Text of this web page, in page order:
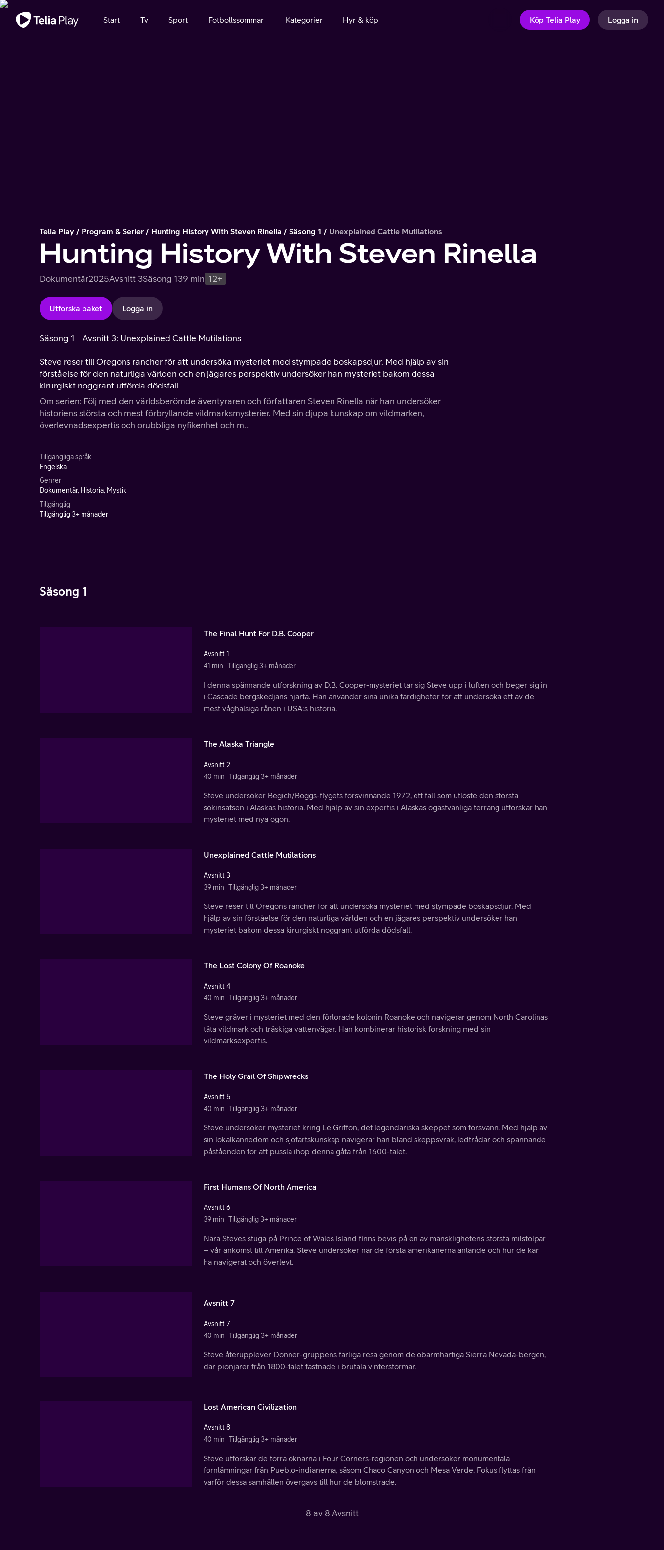
Viktigt meddelande
Start Tv Sport Fotbollssommar Kategorier Hyr & köp Köp Telia Play Logga in
Telia Play Program & Serier Hunting History With Steven Rinella Säsong 1 Unexplained Cattle Mutilations
Hunting History With Steven Rinella
Dokumentär2025Avsnitt 3Säsong 139 min 12+
Utforska paket Logga in
Säsong 1 Avsnitt 3: Unexplained Cattle Mutilations
Steve reser till Oregons rancher för att undersöka mysteriet med stympade boskapsdjur. Med hjälp av sin
förståelse för den naturliga världen och en jägares perspektiv undersöker han mysteriet bakom dessa
kirurgiskt noggrant utförda dödsfall.
Om serien: Följ med den världsberömde äventyraren och författaren Steven Rinella när han undersöker
historiens största och mest förbryllande vildmarksmysterier. Med sin djupa kunskap om vildmarken,
överlevnadsexpertis och orubbliga nyfikenhet och m...
Tillgängliga språk
Engelska
Genrer
Dokumentär, Historia, Mystik
Tillgänglig
Tillgänglig 3+ månader
Säsong 1
The Final Hunt For D.B. Cooper
Avsnitt 1
41 min Tillgänglig 3+ månader
I denna spännande utforskning av D.B. Cooper-mysteriet tar sig Steve upp i luften och beger sig in
i Cascade bergskedjans hjärta. Han använder sina unika färdigheter för att undersöka ett av de
mest våghalsiga rånen i USA:s historia.
The Alaska Triangle
Avsnitt 2
40 min Tillgänglig 3+ månader
Steve undersöker Begich/Boggs-flygets försvinnande 1972, ett fall som utlöste den största
sökinsatsen i Alaskas historia. Med hjälp av sin expertis i Alaskas ogästvänliga terräng utforskar han
mysteriet med nya ögon.
Unexplained Cattle Mutilations
Avsnitt 3
39 min Tillgänglig 3+ månader
Steve reser till Oregons rancher för att undersöka mysteriet med stympade boskapsdjur. Med
hjälp av sin förståelse för den naturliga världen och en jägares perspektiv undersöker han
mysteriet bakom dessa kirurgiskt noggrant utförda dödsfall.
The Lost Colony Of Roanoke
Avsnitt 4
40 min Tillgänglig 3+ månader
Steve gräver i mysteriet med den förlorade kolonin Roanoke och navigerar genom North Carolinas
täta vildmark och träskiga vattenvägar. Han kombinerar historisk forskning med sin
vildmarksexpertis.
The Holy Grail Of Shipwrecks
Avsnitt 5
40 min Tillgänglig 3+ månader
Steve undersöker mysteriet kring Le Griffon, det legendariska skeppet som försvann. Med hjälp av
sin lokalkännedom och sjöfartskunskap navigerar han bland skeppsvrak, ledtrådar och spännande
påståenden för att pussla ihop denna gåta från 1600-talet.
First Humans Of North America
Avsnitt 6
39 min Tillgänglig 3+ månader
Nära Steves stuga på Prince of Wales Island finns bevis på en av mänsklighetens största milstolpar
– vår ankomst till Amerika. Steve undersöker när de första amerikanerna anlände och hur de kan
ha navigerat och överlevt.
Avsnitt 7
Avsnitt 7
40 min Tillgänglig 3+ månader
Steve återupplever Donner-gruppens farliga resa genom de obarmhärtiga Sierra Nevada-bergen,
där pionjärer från 1800-talet fastnade i brutala vinterstormar.
Lost American Civilization
Avsnitt 8
40 min Tillgänglig 3+ månader
Steve utforskar de torra öknarna i Four Corners-regionen och undersöker monumentala
fornlämningar från Pueblo-indianerna, såsom Chaco Canyon och Mesa Verde. Fokus flyttas från
varför dessa samhällen övergavs till hur de blomstrade.
8 av 8 Avsnitt